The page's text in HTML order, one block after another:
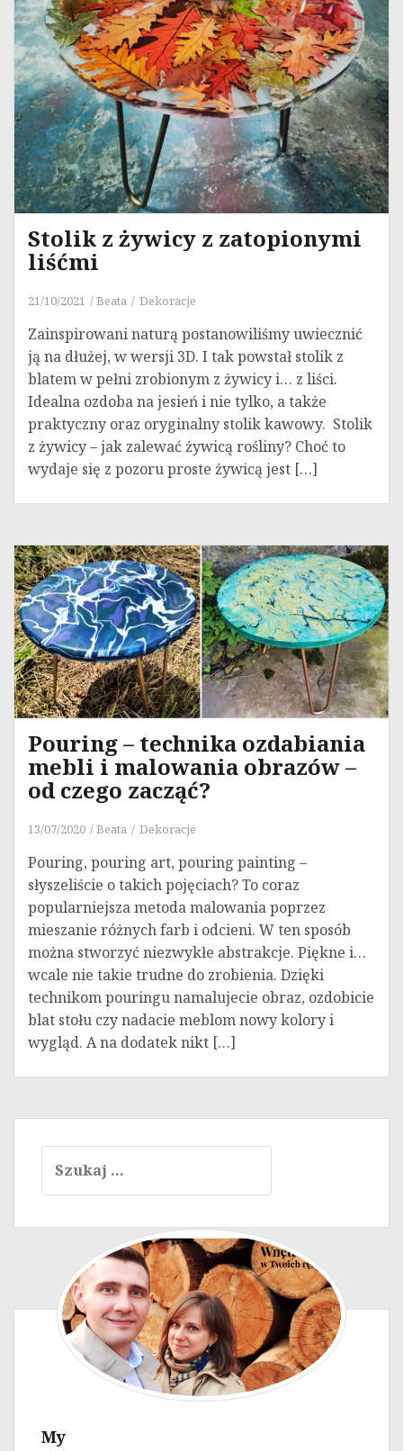
Stolik z żywicy z zatopionymi
liśćmi
21/10/2021 Beata Dekoracje
Zainspirowani naturą postanowiliśmy uwiecznić
ją na dłużej, w wersji 3D. I tak powstał stolik z
blatem w pełni zrobionym z żywicy i… z liści.
Idealna ozdoba na jesień i nie tylko, a także
praktyczny oraz oryginalny stolik kawowy. Stolik
z żywicy – jak zalewać żywicą rośliny? Choć to
wydaje się z pozoru proste żywicą jest […]
Pouring – technika ozdabiania
mebli i malowania obrazów –
od czego zacząć?
13/07/2020 Beata Dekoracje
Pouring, pouring art, pouring painting –
słyszeliście o takich pojęciach? To coraz
popularniejsza metoda malowania poprzez
mieszanie różnych farb i odcieni. W ten sposób
można stworzyć niezwykłe abstrakcje. Piękne i…
wcale nie takie trudne do zrobienia. Dzięki
technikom pouringu namalujecie obraz, ozdobicie
blat stołu czy nadacie meblom nowy kolory i
wygląd. A na dodatek nikt […]
My